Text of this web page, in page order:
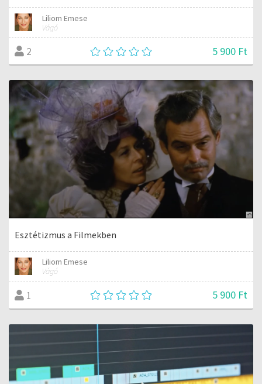
Liliom Emese
Vágó
2 5 900 Ft
Esztétizmus a Filmekben
Liliom Emese
Vágó
1 5 900 Ft